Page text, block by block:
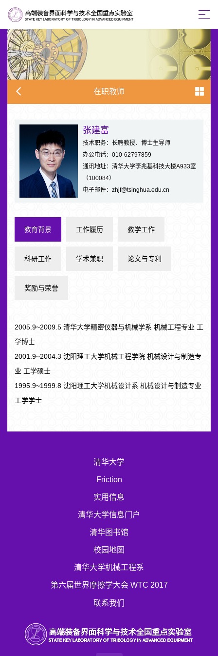
在职教师
张建富
技术职务：长聘教授、博士生导师
办公电话：010-62797859
通讯地址：清华大学李兆基科技大楼A933室
（100084）
电子邮件：zhjf@tsinghua.edu.cn
教育背景 工作履历 教学工作
科研工作 学术兼职 论文与专利
奖励与荣誉
2005.9~2009.5 清华大学精密仪器与机械学系 机械工程专业 工
学博士
2001.9~2004.3 沈阳理工大学机械工程学院 机械设计与制造专
业 工学硕士
1995.9~1999.8 沈阳理工大学机械设计系 机械设计与制造专业
工学学士
清华大学
Friction
实用信息
清华大学信息门户
清华图书馆
校园地图
清华大学机械工程系
第六届世界摩擦学大会 WTC 2017
联系我们